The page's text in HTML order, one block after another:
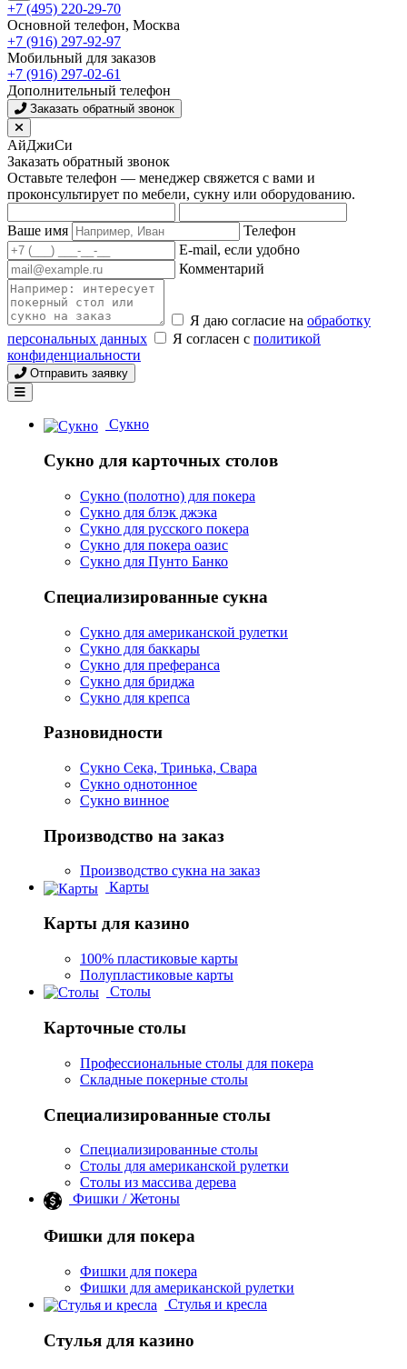
+7 (495) 220-29-70
Основной телефон, Москва
+7 (916) 297-92-97
Мобильный для заказов
+7 (916) 297-02-61
Дополнительный телефон
Заказать обратный звонок
АйДжиСи
Заказать обратный звонок
Оставьте телефон — менеджер свяжется с вами и
проконсультирует по мебели, сукну или оборудованию.
Ваше имя
Телефон
E-mail, если удобно
Комментарий
Я даю согласие на обработку
персональных данных
Я согласен с политикой
конфиденциальности
Отправить заявку
Сукно
Сукно для карточных столов
Сукно (полотно) для покера
Сукно для блэк джэка
Сукно для русского покера
Сукно для покера оазис
Сукно для Пунто Банко
Специализированные сукна
Сукно для американской рулетки
Сукно для баккары
Сукно для преферанса
Сукно для бриджа
Сукно для крепса
Разновидности
Сукно Сека, Тринька, Свара
Сукно однотонное
Сукно винное
Производство на заказ
Производство сукна на заказ
Карты
Карты для казино
100% пластиковые карты
Полупластиковые карты
Столы
Карточные столы
Профессиональные столы для покера
Складные покерные столы
Специализированные столы
Специализированные столы
Столы для американской рулетки
Столы из массива дерева
Фишки / Жетоны
Фишки для покера
Фишки для покера
Фишки для американской рулетки
Стулья и кресла
Стулья для казино